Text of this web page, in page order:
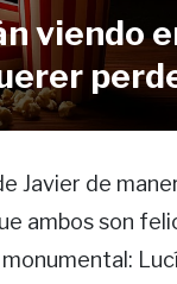
viendo
Javier de
ambos son